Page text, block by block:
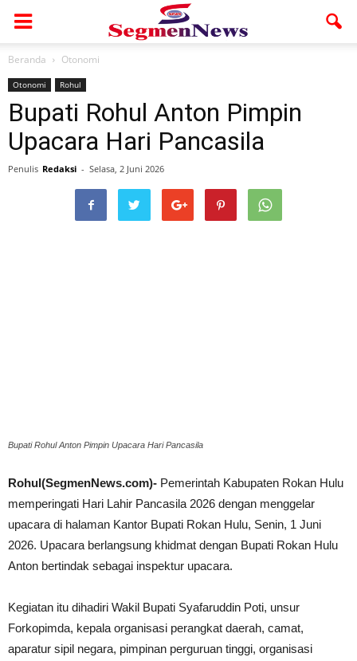
Beranda Otonomi
Otonomi Rohul
Bupati Rohul Anton Pimpin
Upacara Hari Pancasila
Penulis Redaksi - Selasa, 2 Juni 2026
Bupati Rohul Anton Pimpin Upacara Hari Pancasila
Rohul(SegmenNews.com)- Pemerintah Kabupaten Rokan Hulu
memperingati Hari Lahir Pancasila 2026 dengan menggelar
upacara di halaman Kantor Bupati Rokan Hulu, Senin, 1 Juni
2026. Upacara berlangsung khidmat dengan Bupati Rokan Hulu
Anton bertindak sebagai inspektur upacara.
Kegiatan itu dihadiri Wakil Bupati Syafaruddin Poti, unsur
Forkopimda, kepala organisasi perangkat daerah, camat,
aparatur sipil negara, pimpinan perguruan tinggi, organisasi